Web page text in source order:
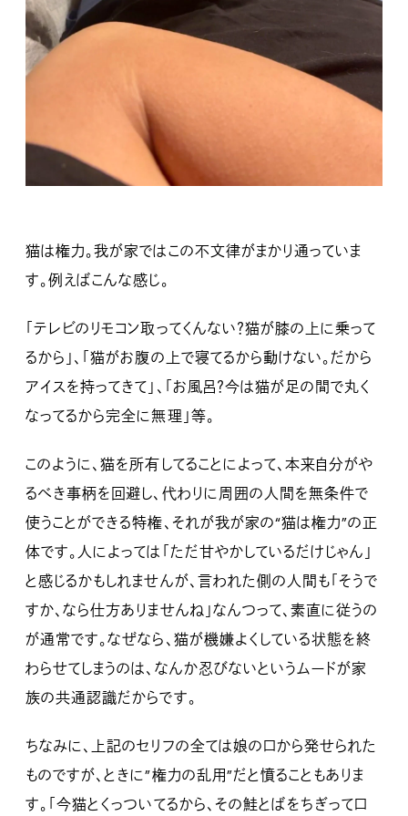
猫は権力。我が家ではこの不文律がまかり通っていま
す。例えばこんな感じ。
「テレビのリモコン取ってくんない？猫が膝の上に乗って
るから」、「猫がお腹の上で寝てるから動けない。だから
アイスを持ってきて」、「お風呂？今は猫が足の間で丸く
なってるから完全に無理」等。
このように、猫を所有してることによって、本来自分がや
るべき事柄を回避し、代わりに周囲の人間を無条件で
使うことができる特権、それが我が家の“猫は権力”の正
体です。人によっては「ただ甘やかしているだけじゃん」
と感じるかもしれませんが、言われた側の人間も「そうで
すか、なら仕方ありませんね」なんつって、素直に従うの
が通常です。なぜなら、猫が機嫌よくしている状態を終
わらせてしまうのは、なんか忍びないというムードが家
族の共通認識だからです。
ちなみに、上記のセリフの全ては娘の口から発せられた
ものですが、ときに”権力の乱用”だと憤ることもありま
す。「今猫とくっついてるから、その鮭とばをちぎって口